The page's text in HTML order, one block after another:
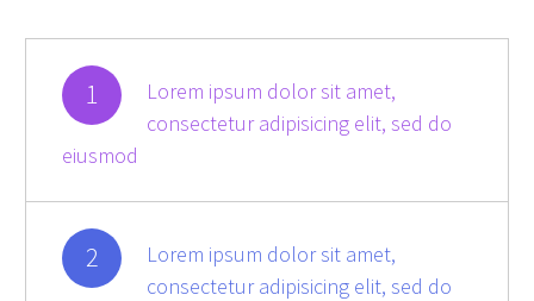
1
Lorem ipsum dolor sit amet,
consectetur adipisicing elit, sed do
eiusmod
2
Lorem ipsum dolor sit amet,
consectetur adipisicing elit, sed do